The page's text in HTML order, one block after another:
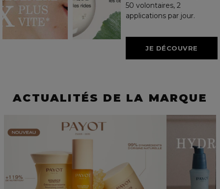
50 volontaires, 2
applications par jour.
JE DÉCOUVRE
ACTUALITÉS DE LA MARQUE